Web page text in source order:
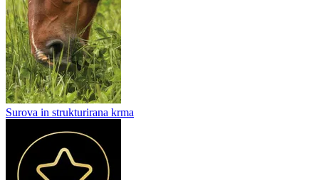
Surova in strukturirana krma